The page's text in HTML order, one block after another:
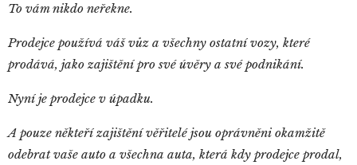
To vám nikdo neřekne.
Prodejce používá váš vůz a všechny ostatní vozy, které
prodává, jako zajištění pro své úvěry a své podnikání.
Nyní je prodejce v úpadku.
A pouze někteří zajištění věřitelé jsou oprávněni okamžitě
odebrat vaše auto a všechna auta, která kdy prodejce prodal,